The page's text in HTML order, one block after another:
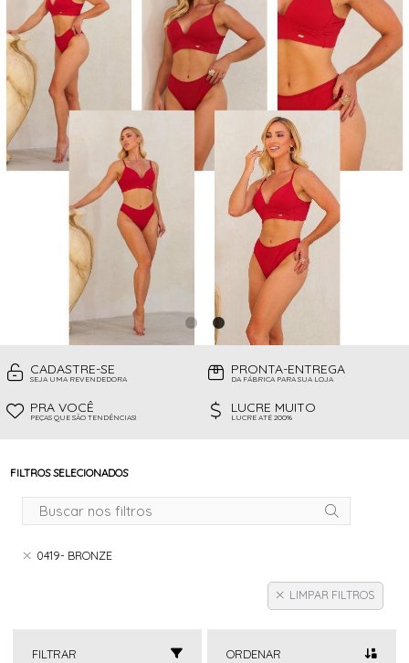
TOP
CINTAS
CONJUNTO DE LINGERIE SEM BOJO
FITNESS
MEIAS
PIJAMAS INFANTIL
PIJAMAS INVERNO
PIJAMAS VERÃO
TODOS DE PROMOÇÕES
CADASTRE-SE
SEJA UMA REVENDEDORA
PRONTA-ENTREGA
DA FÁBRICA PARA SUA LOJA
PRA VOCÊ
PEÇAS QUE SÃO TENDÊNCIAS!
LUCRE MUITO
LUCRE ATÉ 200%
FILTROS SELECIONADOS
0419- BRONZE
LIMPAR FILTROS
FILTRAR ORDENAR